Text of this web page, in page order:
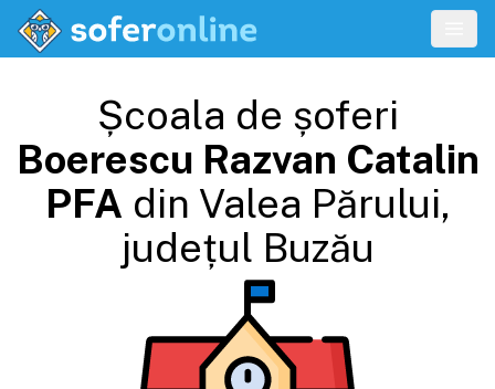
Școala de șoferi
Boerescu Razvan Catalin
PFA din Valea Părului,
județul Buzău